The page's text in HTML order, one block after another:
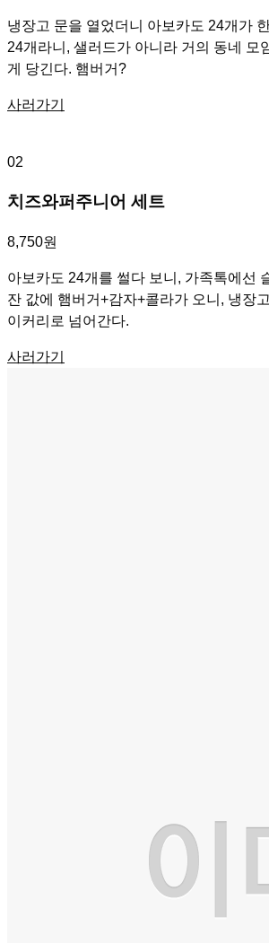
냉장고 문을 열었더니 아보카도 24개가
24개라니, 샐러드가 아니라 거의 동네 모
게 당긴다. 햄버거?
사러가기
02
치즈와퍼주니어 세트
8,750원
아보카도 24개를 썰다 보니, 가족톡에선
잔 값에 햄버거+감자+콜라가 오니, 냉장
이커리로 넘어간다.
사러가기